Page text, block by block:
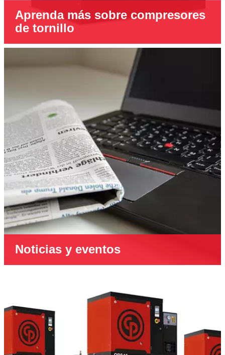
Aprenda más sobre compresores
de tornillo
Noticias y eventos